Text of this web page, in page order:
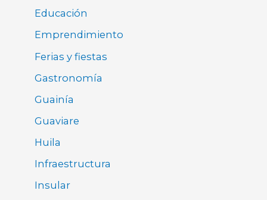
Educación
Emprendimiento
Ferias y fiestas
Gastronomía
Guainía
Guaviare
Huila
Infraestructura
Insular